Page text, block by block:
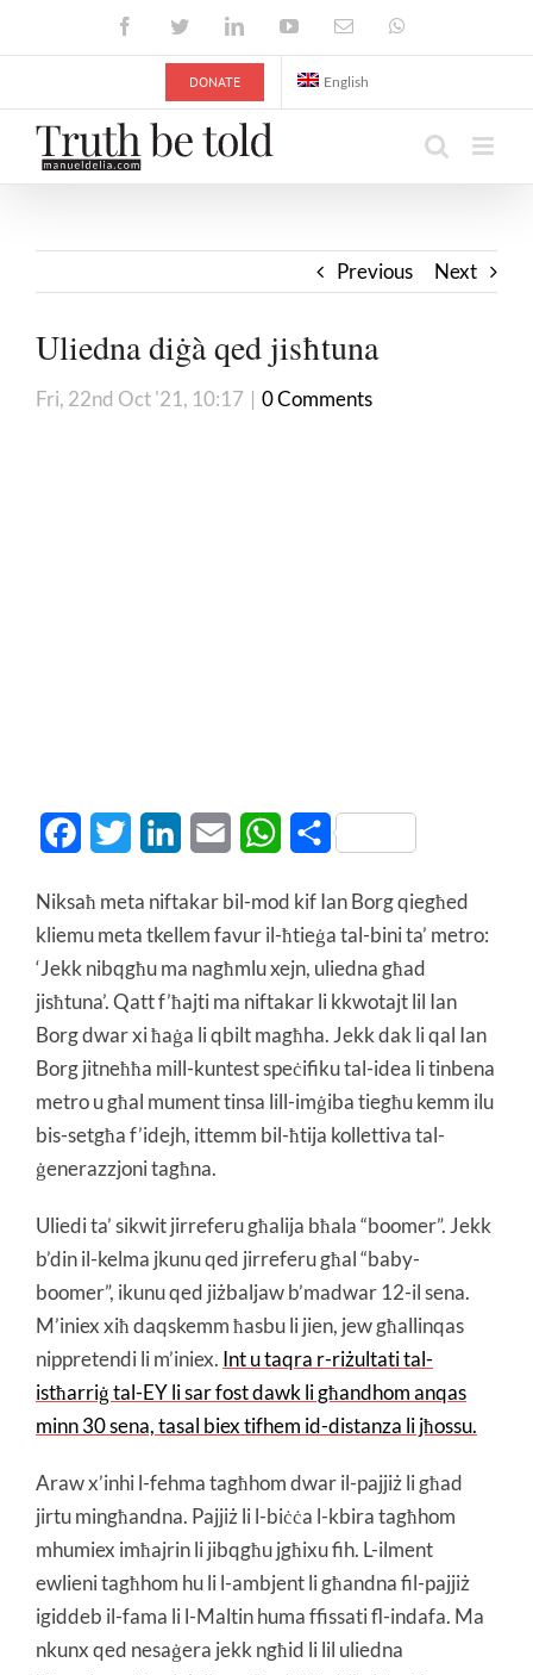
FacebookTwitterLinkedInYouTubeEmail
DONATE English
Previous Next
Uliedna diġà qed jisħtuna
Fri, 22nd Oct '21, 10:17 | 0 Comments
FacebookTwitter LinkedInEmail WhatsApp
Share
Niksaħ meta niftakar bil-mod kif Ian Borg qiegħed
kliemu meta tkellem favur il-ħtieġa tal-bini ta’ metro:
‘Jekk nibqgħu ma nagħmlu xejn, uliedna għad
jisħtuna’. Qatt f’ħajti ma niftakar li kkwotajt lil Ian
Borg dwar xi ħaġa li qbilt magħha. Jekk dak li qal Ian
Borg jitneħħa mill-kuntest speċifiku tal-idea li tinbena
metro u għal mument tinsa lill-imġiba tiegħu kemm ilu
bis-setgħa f’idejh, ittemm bil-ħtija kollettiva tal-
ġenerazzjoni tagħna.
Uliedi ta’ sikwit jirreferu għalija bħala “boomer”. Jekk
b’din il-kelma jkunu qed jirreferu għal “baby-
boomer”, ikunu qed jiżbaljaw b’madwar 12-il sena.
M’iniex xiħ daqskemm ħasbu li jien, jew għallinqas
nippretendi li m’iniex. Int u taqra r-riżultati tal-
istħarriġ tal-EY li sar fost dawk li għandhom anqas
minn 30 sena, tasal biex tifhem id-distanza li jħossu.
Araw x’inhi l-fehma tagħhom dwar il-pajjiż li għad
jirtu mingħandna. Pajjiż li l-biċċa l-kbira tagħhom
mhumiex imħajrin li jibqgħu jgħixu fih. L-ilment
ewlieni tagħhom hu li l-ambjent li għandna fil-pajjiż
igiddeb il-fama li l-Maltin huma ffissati fl-indafa. Ma
nkunx qed nesaġera jekk ngħid li lil uliedna